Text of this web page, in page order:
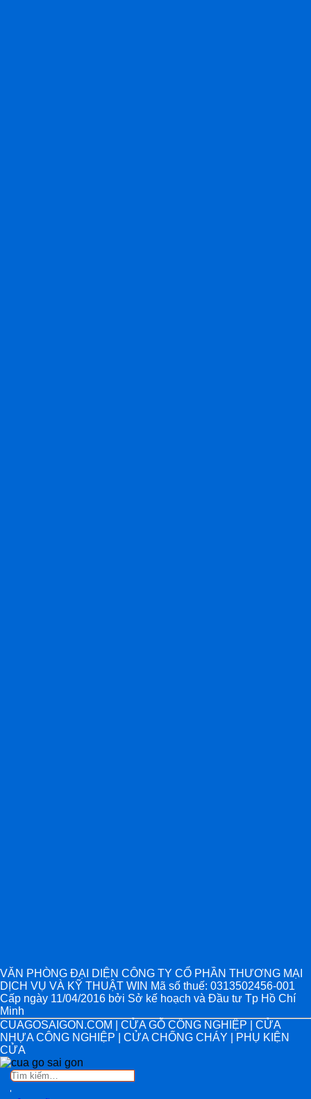
VĂN PHÒNG ĐẠI DIỆN CÔNG TY CỔ PHẦN THƯƠNG MẠI
DỊCH VỤ VÀ KỸ THUẬT WIN Mã số thuế: 0313502456-001
Cấp ngày 11/04/2016 bởi Sở kế hoạch và Đầu tư Tp Hồ Chí
Minh
CUAGOSAIGON.COM | CỬA GỖ CÔNG NGHIỆP | CỬA
NHỰA CÔNG NGHIỆP | CỬA CHỐNG CHÁY | PHỤ KIỆN
CỬA
Tìm